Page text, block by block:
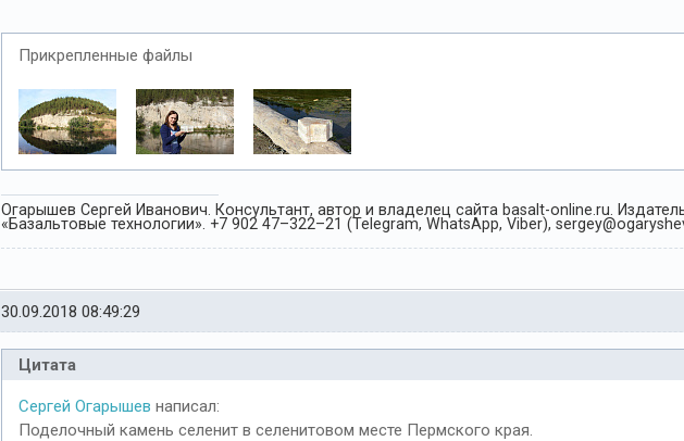
Прикрепленные файлы
Огарышев Сергей Иванович. Консультант, автор и владелец сайта basalt-online.ru.
«Базальтовые технологии». +7 902 47–322–21 (Telegram, WhatsApp, Viber),
30.09.2018 08:49:29
Цитата
Сергей Огарышев написал:
Поделочный камень селенит в селенитовом месте Пермского края.